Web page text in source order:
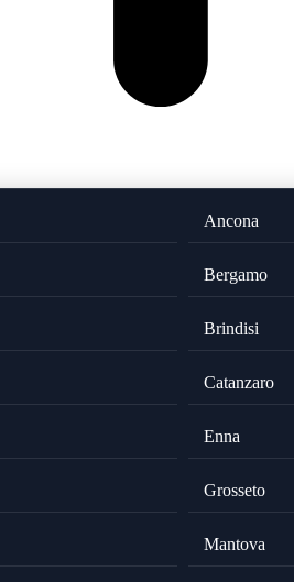
Ancona
Bergamo
Brindisi
Catanzaro
Enna
Grosseto
Mantova